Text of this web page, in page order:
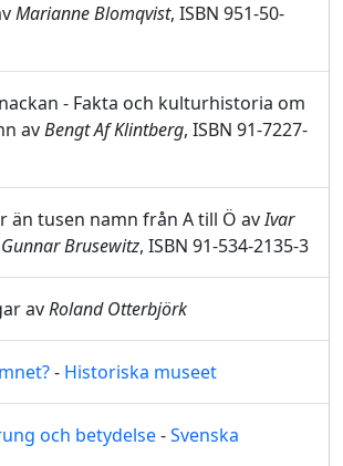
Marianne Blomqvist, ISBN 951-50-
- Fakta och kulturhistoria om
avBengt Af Klintberg, ISBN 91-7227-
än tusen namn från A till Ö avIvar
Brusewitz, ISBN 91-534-2135-3
avRoland Otterbjörk
- Historiska museet
och betydelse-Svenska